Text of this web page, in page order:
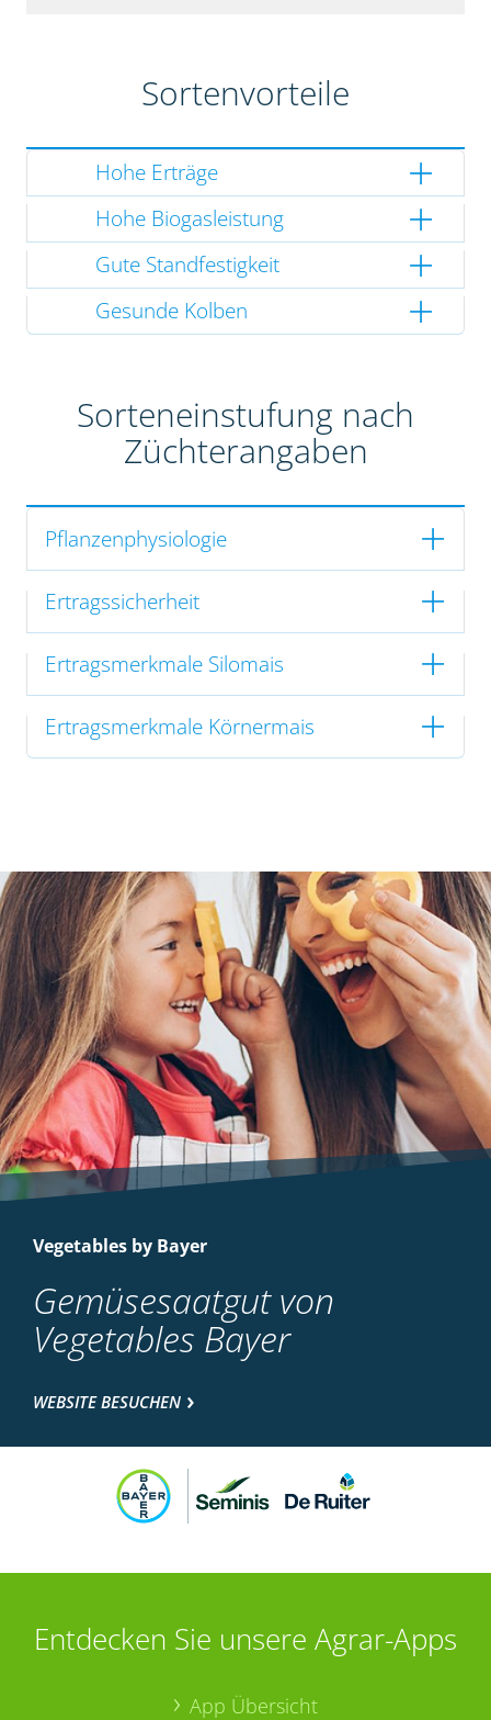
Sortenvorteile
Hohe Erträge
Hohe Biogasleistung
Gute Standfestigkeit
Gesunde Kolben
Sorteneinstufung nach
Züchterangaben
Pflanzenphysiologie
Ertragssicherheit
Ertragsmerkmale Silomais
Ertragsmerkmale Körnermais
Vegetables by Bayer
Gemüsesaatgut von
Vegetables Bayer
WEBSITE BESUCHEN
Entdecken Sie unsere Agrar-Apps
App Übersicht